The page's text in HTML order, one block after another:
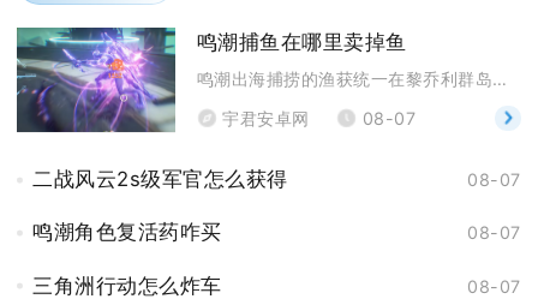
鸣潮捕鱼在哪里卖掉鱼
鸣潮出海捕捞的渔获统一在黎乔利群岛黎乔利港码头的N
宇君安卓网
08-07
二战风云2s级军官怎么获得 08-07
鸣潮角色复活药咋买 08-07
三角洲行动怎么炸车 08-07